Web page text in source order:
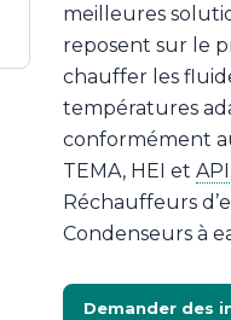
meilleures
reposent sur le
chauffer les
températures
conformément
TEMA, HEI et API
Réchauffeurs
Condenseurs à
Demander des